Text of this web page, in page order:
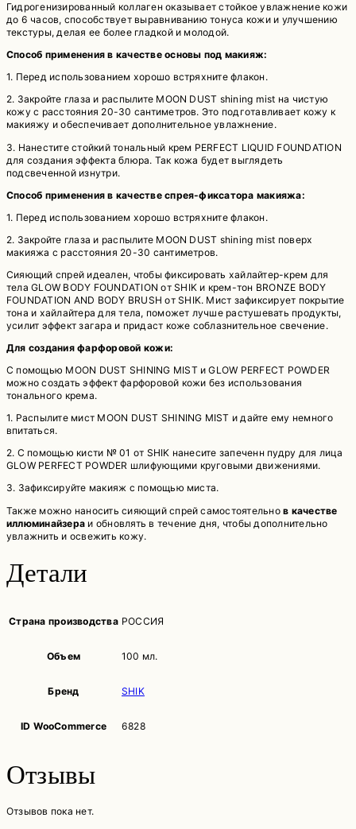
Гидрогенизированный коллаген оказывает стойкое увлажнение кожи
до 6 часов, способствует выравниванию тонуса кожи и улучшению
текстуры, делая ее более гладкой и молодой.
Способ применения в качестве основы под макияж:
1. Перед использованием хорошо встряхните флакон.
2. Закройте глаза и распылите MOON DUST shining mist на чистую
кожу с расстояния 20-30 сантиметров. Это подготавливает кожу к
макияжу и обеспечивает дополнительное увлажнение.
3. Нанестите стойкий тональный крем PERFECT LIQUID FOUNDATION
для создания эффекта блюра. Так кожа будет выглядеть
подсвеченной изнутри.
Способ применения в качестве спрея-фиксатора макияжа:
1. Перед использованием хорошо встряхните флакон.
2. Закройте глаза и распылите MOON DUST shining mist поверх
макияжа с расстояния 20-30 сантиметров.
Сияющий спрей идеален, чтобы фиксировать хайлайтер-крем для
тела GLOW BODY FOUNDATION от SHIK и крем-тон BRONZE BODY
FOUNDATION AND BODY BRUSH от SHIK. Мист зафиксирует покрытие
тона и хайлайтера для тела, поможет лучше растушевать продукты,
усилит эффект загара и придаст коже соблазнительное свечение.
Для создания фарфоровой кожи:
С помощью MOON DUST SHINING MIST и GLOW PERFECT POWDER
можно создать эффект фарфоровой кожи без использования
тонального крема.
1. Распылите мист MOON DUST SHINING MIST и дайте ему немного
впитаться.
2. С помощью кисти № 01 от SHIK нанесите запеченн пудру для лица
GLOW PERFECT POWDER шлифующими круговыми движениями.
3. Зафиксируйте макияж с помощью миста.
Также можно наносить сияющий спрей самостоятельнов качестве
иллюминайзера и обновлять в течение дня, чтобы дополнительно
увлажнить и освежить кожу.
Детали
Страна производства РОССИЯ
Объем 100 мл.
Бренд SHIK
ID WooCommerce 6828
Отзывы
Отзывов пока нет.